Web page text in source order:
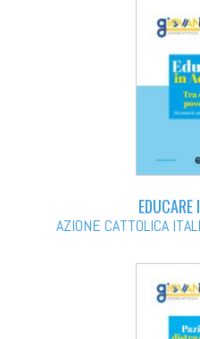
AZIONE CATTOLICA